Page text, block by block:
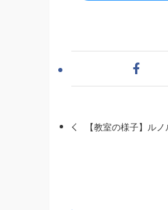
【教室の様子】ル